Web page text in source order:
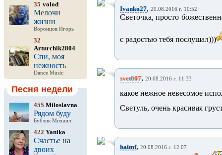
35 volod
Мелочи
жизни
Воронцов Игорь
32
Arturchik2804
Спи, моя
нежность
Dance Music
Песня недели
455 Miloslavna
Рядом буду
Бублик Михаил
422 Yanika
Счастье на
двоих
Ivanko27, 20.08.2016 г. 10:52
Светочка, просто
с радостью тебя послушал)))
svet007, 20.08.2016 г. 11:33
какое нежное невесомое
Светуль, очень красивая
haimf, 20.08.2016 г. 12:07